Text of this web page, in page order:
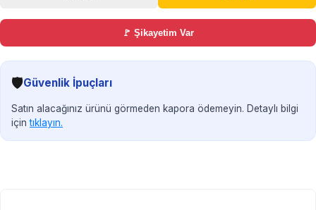
🚩 Şikayetim Var
🛡️Güvenlik İpuçları
Satın alacağınız ürünü görmeden kapora ödemeyin. Detaylı bilgi
içintıklayın.